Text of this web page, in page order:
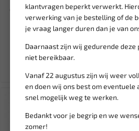
klantvragen beperkt verwerkt.
verwerking van je bestelling of de
je vraag langer duren dan je van
Daarnaast zijn wij gedurende deze
niet bereikbaar.
Vanaf 22 augustus zijn wij weer
en doen wij ons best om eventuele
snel mogelijk weg te werken.
Bedankt voor je begrip en we
zomer!
Q-PARTS Stekkerdoos PVC 7-
polig QP303503
3,90
Ex. btw: € 3,22